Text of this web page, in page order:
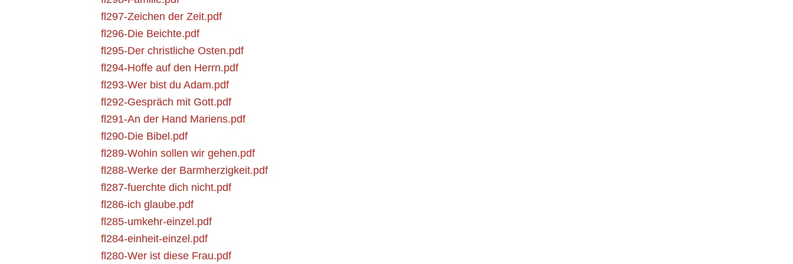
fl297-Zeichen der Zeit.pdf
fl296-Die Beichte.pdf
fl295-Der christliche Osten.pdf
fl294-Hoffe auf den Herrn.pdf
fl293-Wer bist du Adam.pdf
fl292-Gespräch mit Gott.pdf
fl291-An der Hand Mariens.pdf
fl290-Die Bibel.pdf
fl289-Wohin sollen wir gehen.pdf
fl288-Werke der Barmherzigkeit.pdf
fl287-fuerchte dich nicht.pdf
fl286-ich glaube.pdf
fl285-umkehr-einzel.pdf
fl284-einheit-einzel.pdf
fl280-Wer ist diese Frau.pdf